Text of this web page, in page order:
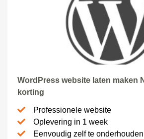
WordPress website laten maken
korting
Professionele website
Oplevering in 1 week
Eenvoudig zelf te onderhouden